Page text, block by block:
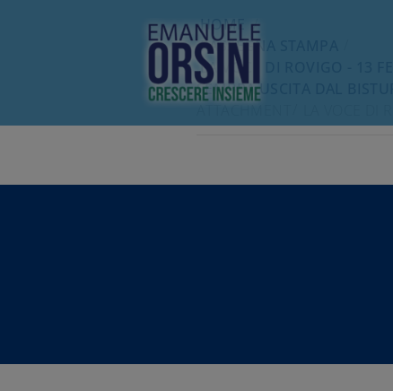
HOME /
RASSEGNA STAMPA
LA VOCE DI ROVIGO - 13
SEMBRA USCITA DAL